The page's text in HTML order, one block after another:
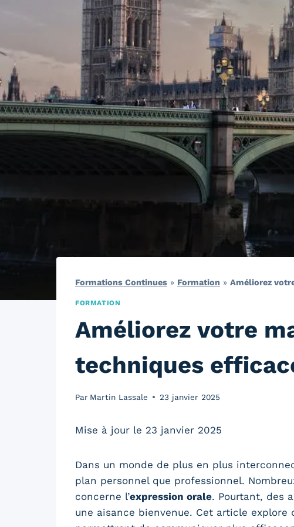
Formations Continues » Formation » Améliorez
FORMATION
Améliorez votre
techniques
Par Martin Lassale 23 janvier 2025
Mise à jour le 23 janvier 2025
Dans un monde de plus en plus
plan personnel que professionnel.
concerne l’expression orale. Pourtant, des
une aisance bienvenue. Cet article